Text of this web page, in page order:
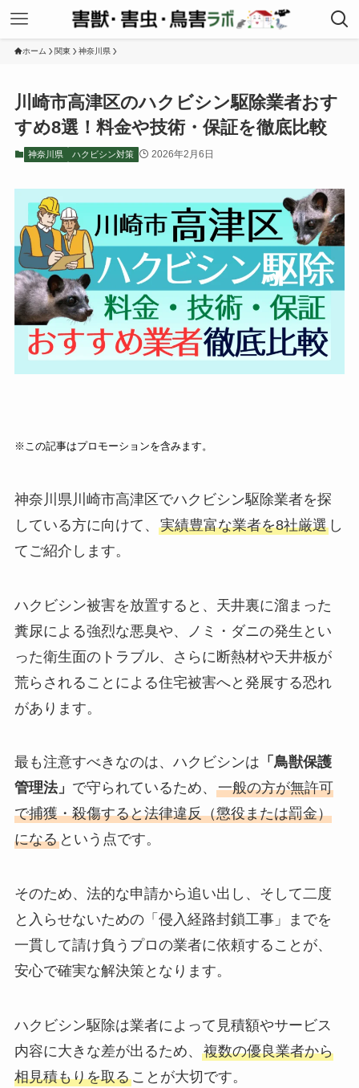
ホーム 関東 神奈川県
川崎市高津区のハクビシン駆除業者おす
すめ8選！料金や技術・保証を徹底比較
神奈川県 ハクビシン対策 2026年2月6日
※この記事はプロモーションを含みます。
神奈川県川崎市高津区でハクビシン駆除業者を探
している方に向けて、 実績豊富な業者を8社厳選し
てご紹介します。
ハクビシン被害を放置すると、天井裏に溜まった
糞尿による強烈な悪臭や、ノミ・ダニの発生とい
った衛生面のトラブル、さらに断熱材や天井板が
荒らされることによる住宅被害へと発展する恐れ
があります。
最も注意すべきなのは、ハクビシンは 「鳥獣保護
管理法」 で守られているため、 一般の方が無許可
で捕獲・殺傷すると法律違反（懲役または罰金）
になるという点です。
そのため、法的な申請から追い出し、そして二度
と入らせないための「侵入経路封鎖工事」までを
一貫して請け負うプロの業者に依頼することが、
安心で確実な解決策となります。
ハクビシン駆除は業者によって見積額やサービス
内容に大きな差が出るため、 複数の優良業者から
相見積もりを取ることが大切です。